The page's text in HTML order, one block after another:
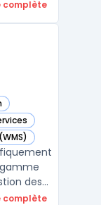
complète
des
complète